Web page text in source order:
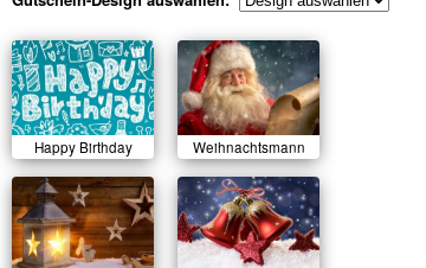
Happy Birthday Weihnachtsmann